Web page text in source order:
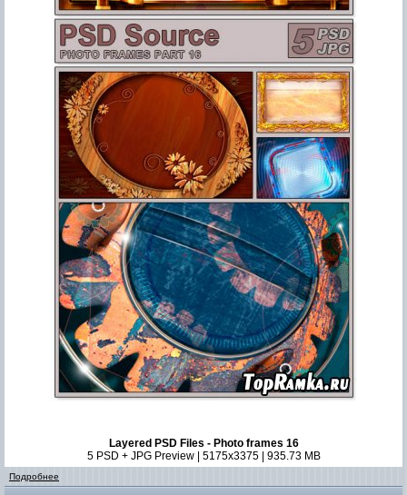
Layered PSD Files - Photo frames 16
5 PSD + JPG Preview | 5175x3375 | 935.73 MB
Подробнее